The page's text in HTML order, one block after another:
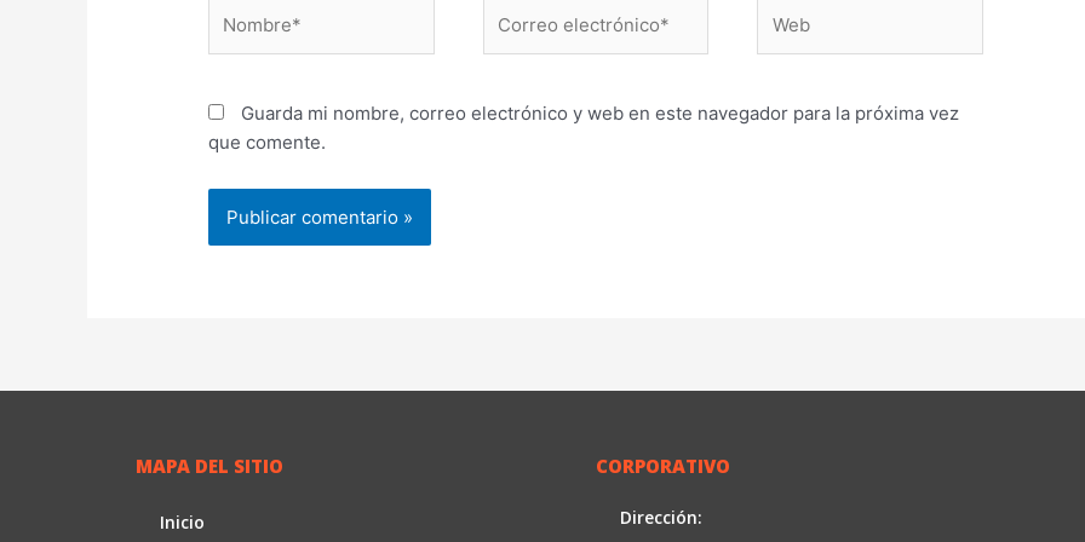
electrónico*
Guarda mi nombre, correo electrónico y web en este navegador para la próxima vez
que comente.
MAPA DEL SITIO
Inicio
CORPORATIVO
Dirección: